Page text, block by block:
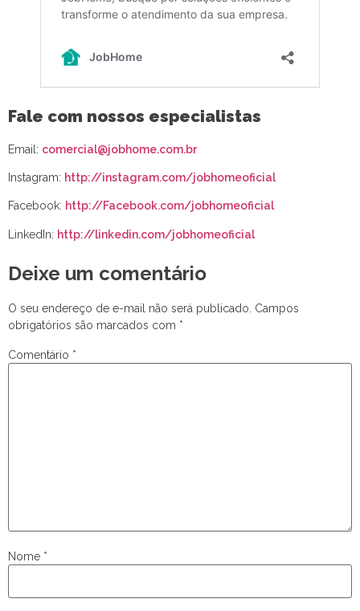
Fale com nossos especialistas
Email: comercial@jobhome.com.br
Instagram: http://instagram.com/jobhomeoficial
Facebook: http://Facebook.com/jobhomeoficial
LinkedIn: http://linkedin.com/jobhomeoficial
Deixe um comentário
O seu endereço de e-mail não será publicado. Campos
obrigatórios são marcados com *
Comentário *
Nome *